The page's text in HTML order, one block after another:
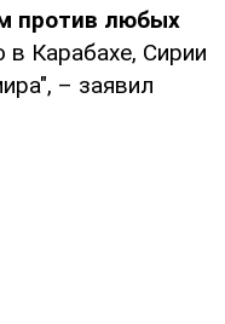
против любых
в Карабахе, Сирии
– заявил